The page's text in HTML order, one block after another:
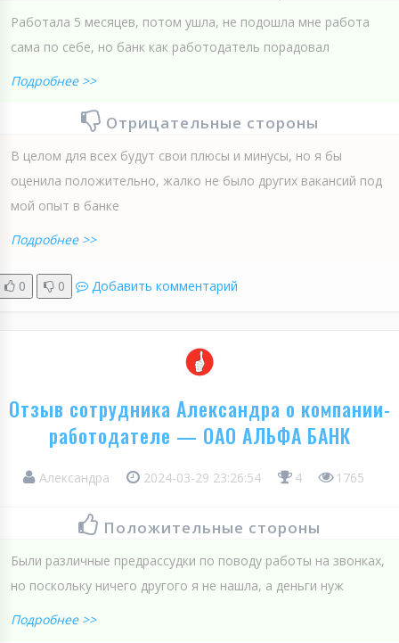
Работала 5 месяцев, потом ушла, не подошла мне работа
сама по себе, но банк как работодатель порадовал
Подробнее >>
Отрицательные стороны
В целом для всех будут свои плюсы и минусы, но я бы
оценила положительно, жалко не было других вакансий под
мой опыт в банке
Подробнее >>
0 0 Добавить комментарий
Отзыв сотрудника Александра о компании-
работодателе — ОАО АЛЬФА БАНК
Александра 2024-03-29 23:26:54 4 1765
Положительные стороны
Были различные предрассудки по поводу работы на звонках,
но поскольку ничего другого я не нашла, а деньги нуж
Подробнее >>